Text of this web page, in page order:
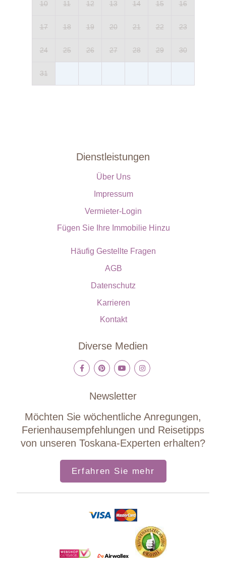
10 11 12 13 14 15 16
17 18 19 20 21 22 23
24 25 26 27 28 29 30
31
Dienstleistungen
Über Uns
Impressum
Vermieter-Login
Fügen Sie Ihre Immobilie Hinzu
Häufig Gestellte Fragen
AGB
Datenschutz
Karrieren
Kontakt
Diverse Medien
Newsletter
Möchten Sie wöchentliche Anregungen,
Ferienhausempfehlungen und Reisetipps
von unseren Toskana-Experten erhalten?
Erfahren Sie mehr